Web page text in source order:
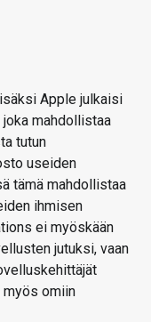
Apple julkaisi
mahdollistaa
tutun
useiden
tämä mahdollistaa
ihmisen
ei myöskään
jutuksi, vaan
myös omiin